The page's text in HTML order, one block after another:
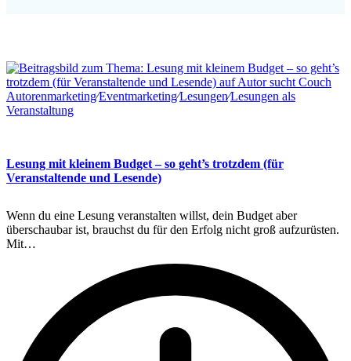
Autorenmarketing∕Eventmarketing∕Lesungen∕Lesungen als
Veranstaltung
Lesung mit kleinem Budget – so geht’s trotzdem (für
Veranstaltende und Lesende)
Wenn du eine Lesung veranstalten willst, dein Budget aber
überschaubar ist, brauchst du für den Erfolg nicht groß aufzurüsten.
Mit…